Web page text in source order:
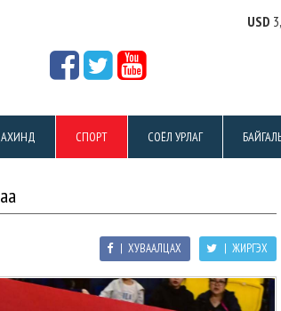
USD
СПОРТ СОЁЛ УРЛАГ
| ЖИРГЭХ
| ХУВААЛЦАХ